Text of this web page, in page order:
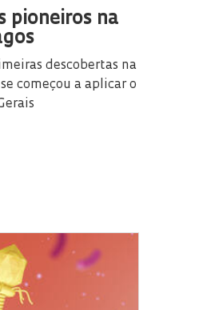
pioneiros na
descobertas na
começou a aplicar o